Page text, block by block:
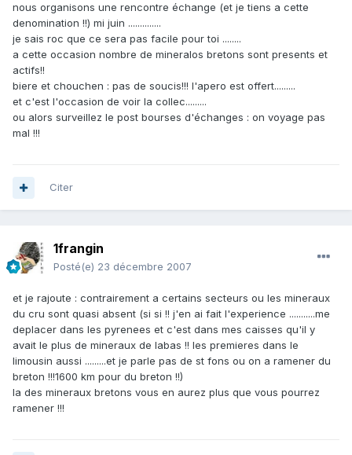
nous organisons une rencontre échange (et je tiens a cette
denomination !!) mi juin ..............
je sais roc que ce sera pas facile pour toi ........
a cette occasion nombre de mineralos bretons sont presents et
actifs!!
biere et chouchen : pas de soucis!!! l'apero est offert.........
et c'est l'occasion de voir la collec.........
ou alors surveillez le post bourses d'échanges : on voyage pas
mal !!!
Citer
1frangin
Posté(e) 23 décembre 2007
et je rajoute : contrairement a certains secteurs ou les mineraux
du cru sont quasi absent (si si !! j'en ai fait l'experience ...........me
deplacer dans les pyrenees et c'est dans mes caisses qu'il y
avait le plus de mineraux de labas !! les premieres dans le
limousin aussi .........et je parle pas de st fons ou on a ramener du
breton !!!1600 km pour du breton !!)
la des mineraux bretons vous en aurez plus que vous pourrez
ramener !!!